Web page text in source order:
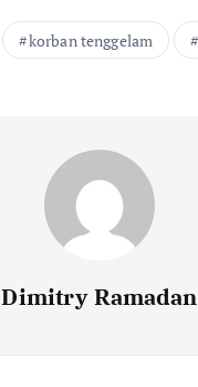
korban tenggelam
Dimitry Ramadan